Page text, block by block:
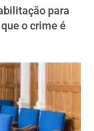
para
o crime é